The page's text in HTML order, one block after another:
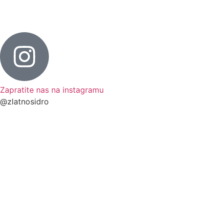
Zapratite nas na instagramu
@zlatnosidro